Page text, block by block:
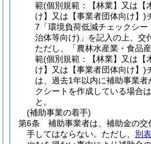
範(個別規範：【林業】又は【
け】又は【事業者団体向け】)
7「環境負荷低減チェックシー
治体等向け) 」を記入の上、交
ただし、「農林水産業・食品
範(個別規範：【林業】又は【
け】又は【事業者団体向け】)
は、過去1年以内に補助事業
クシートを作成している場合
と。
(補助事業の着手)
第6条
補助事業者は、補助金の
手してはならない。 ただし、 別